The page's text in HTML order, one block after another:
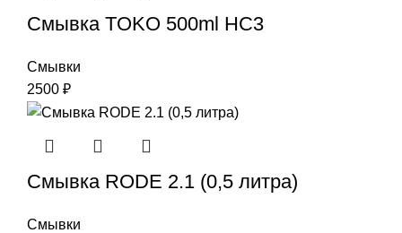
Смывка TOKO 500ml HC3
Смывки
2500 ₽
Смывка RODE 2.1 (0,5 литра)
Смывки